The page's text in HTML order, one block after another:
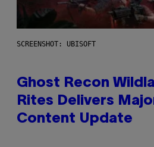
SCREENSHOT: UBISOFT
Ghost Recon
Rites Delivers
Content Update